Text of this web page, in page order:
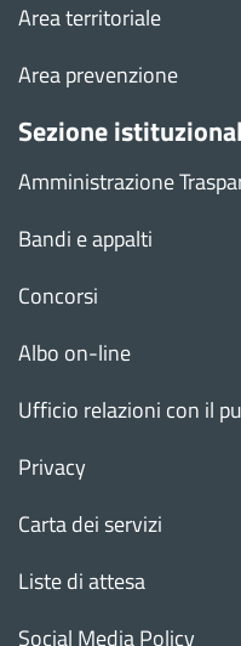
Area territoriale
Area prevenzione
Sezione
Amministrazione
Bandi e appalti
Concorsi
Albo on-line
Ufficio relazioni con il
Privacy
Carta dei servizi
Liste di attesa
Social Media Policy